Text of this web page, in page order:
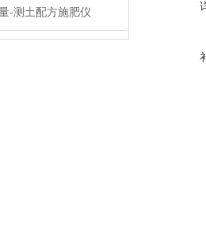
-测土配方施肥仪